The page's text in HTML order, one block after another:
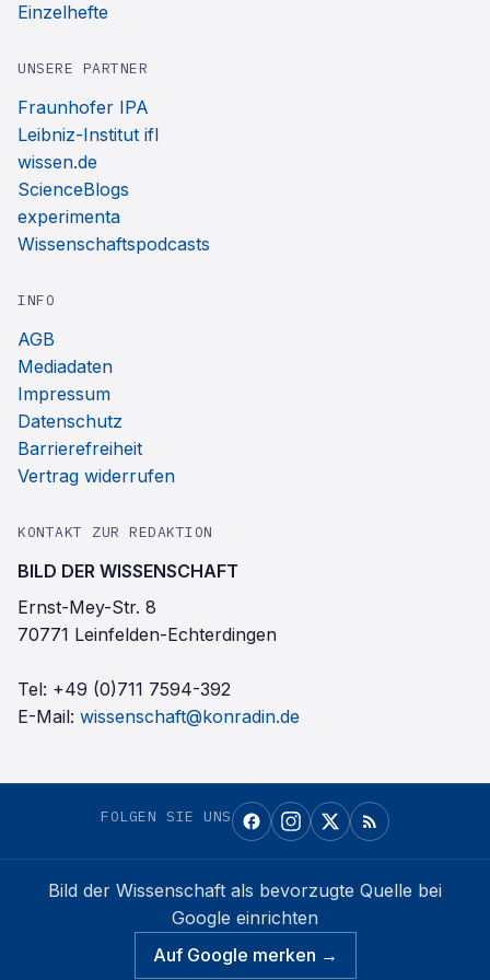
Einzelhefte
UNSERE PARTNER
Fraunhofer IPA
Leibniz-Institut ifl
wissen.de
ScienceBlogs
experimenta
Wissenschaftspodcasts
INFO
AGB
Mediadaten
Impressum
Datenschutz
Barrierefreiheit
Vertrag widerrufen
KONTAKT ZUR REDAKTION
BILD DER WISSENSCHAFT
Ernst-Mey-Str. 8
70771 Leinfelden-Echterdingen
Tel: +49 (0)711 7594-392
E-Mail: wissenschaft@konradin.de
FOLGEN SIE UNS
Bild der Wissenschaft als bevorzugte Quelle bei
Google einrichten
Auf Google merken →